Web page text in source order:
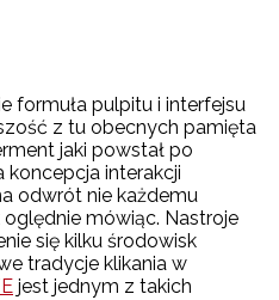
formuła pulpitu i interfejsu
z tu obecnych pamięta
jaki powstał po
koncepcja interakcji
odwrót nie każdemu
mówiąc. Nastroje
się kilku środowisk
tradycje klikania w
jest jednym z takich